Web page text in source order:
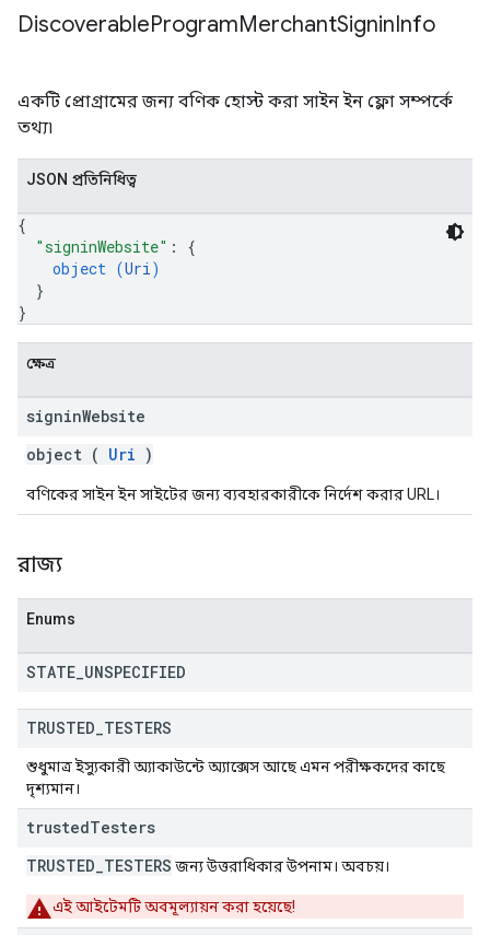
DiscoverableProgramMerchantSigninInfo
একটি প্রোগ্রামের জন্য বণিক হোস্ট করা সাইন ইন ফ্লো সম্পর্কে
তথ্য৷
JSON প্রতিনিধিত্ব
{
"signinWebsite" : {
object (Uri)
}
}
ক্ষেত্র
signinWebsite
object ( Uri )
বণিকের সাইন ইন সাইটের জন্য ব্যবহারকারীকে নির্দেশ করার URL।
রাজ্য
Enums
STATE UNSPECIFIED
TRUSTED TESTERS
শুধুমাত্র ইস্যুকারী অ্যাকাউন্টে অ্যাক্সেস আছে এমন পরীক্ষকদের কাছে
দৃশ্যমান।
trustedTesters
TRUSTED_TESTERS জন্য উত্তরাধিকার উপনাম। অবচয়।
এই আইটেমটি অবমূল্যায়ন করা হয়েছে!